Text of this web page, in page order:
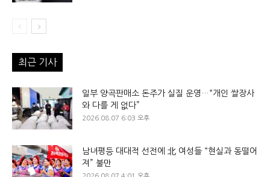
최근 기사
일부 양곡판매소 돈주가 실질 운영…“개인 쌀장사
와 다를 게 없다”
2026.08.07 6:03 오후
남녀평등 대대적 선전에 北 여성들 “현실과 동떨어
져” 불만